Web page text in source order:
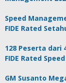
Speed
FIDE Rated
128 Peserta dari
FIDE Rated
GM Susanto